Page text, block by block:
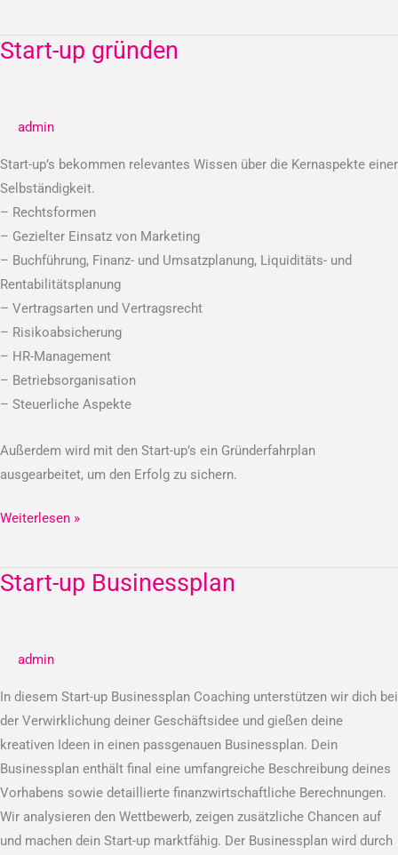
Start-up gründen
admin
Start-up’s bekommen relevantes Wissen über die Kernaspekte einer
Selbständigkeit.
– Rechtsformen
– Gezielter Einsatz von Marketing
– Buchführung, Finanz- und Umsatzplanung, Liquiditäts- und
Rentabilitätsplanung
– Vertragsarten und Vertragsrecht
– Risikoabsicherung
– HR-Management
– Betriebsorganisation
– Steuerliche Aspekte
Außerdem wird mit den Start-up’s ein Gründerfahrplan
ausgearbeitet, um den Erfolg zu sichern.
Start-
Weiterlesen »
Start-up Businessplan
admin
In diesem Start-up Businessplan Coaching unterstützen wir dich bei
der Verwirklichung deiner Geschäftsidee und gießen deine
kreativen Ideen in einen passgenauen Businessplan. Dein
Businessplan enthält final eine umfangreiche Beschreibung deines
Vorhabens sowie detaillierte finanzwirtschaftliche Berechnungen.
Wir analysieren den Wettbewerb, zeigen zusätzliche Chancen auf
und machen dein Start-up marktfähig. Der Businessplan wird durch
Start-